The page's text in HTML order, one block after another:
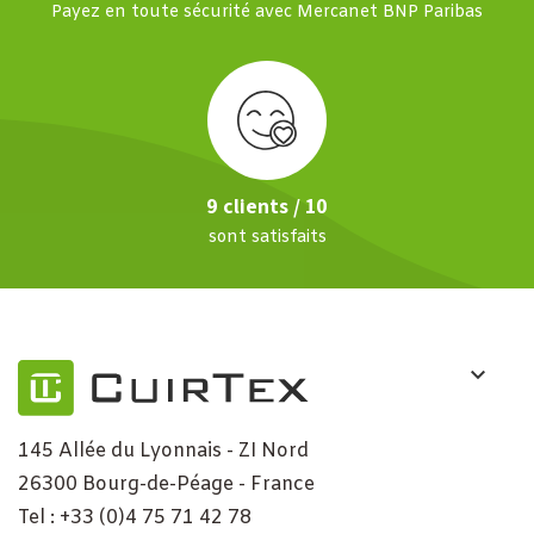
Payez en toute sécurité avec Mercanet BNP Paribas
9 clients / 10
sont satisfaits
145 Allée du Lyonnais - ZI Nord
26300 Bourg-de-Péage - France
Tel : +33 (0)4 75 71 42 78